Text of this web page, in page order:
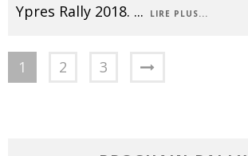
Ypres Rally 2018. ... LIRE PLUS...
1 2 3